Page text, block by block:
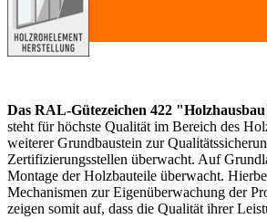
Das RAL-Gütezeichen 422
steht für höchste Qualität im Bereich des
weiterer Grundbaustein zur
Zertifizierungsstellen überwacht. Auf
Montage der Holzbauteile überwacht.
Mechanismen zur Eigenüberwachung der
zeigen somit auf, dass die Qualität ihrer